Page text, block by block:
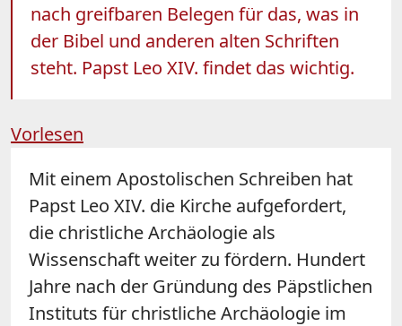
nach greifbaren Belegen für das, was in
der Bibel und anderen alten Schriften
steht. Papst Leo XIV. findet das wichtig.
Vorlesen
Mit einem Apostolischen Schreiben hat
Papst Leo XIV. die Kirche aufgefordert,
die christliche Archäologie als
Wissenschaft weiter zu fördern. Hundert
Jahre nach der Gründung des Päpstlichen
Instituts für christliche Archäologie im